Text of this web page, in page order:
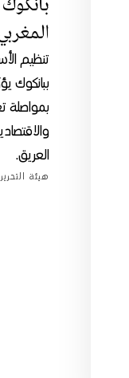
تنظيم
ببانكوك
بمواصلة
العريق.
هيئة التحرير